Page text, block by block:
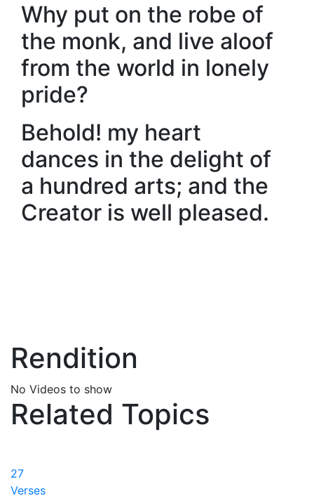
Why put on the robe of
the monk, and live aloof
from the world in lonely
pride?
Behold! my heart
dances in the delight of
a hundred arts; and the
Creator is well pleased.
Rendition
No Videos to show
Related Topics
27
Verses